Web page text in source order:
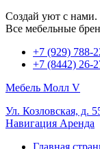
Создай уют с нами.
Все мебельные
+7 (929) 788-
+7 (8442) 26-
Мебель Молл V
Ул. Козловская, д.
Навигация Аренда